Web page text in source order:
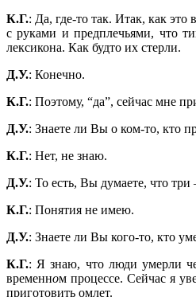
К.Г.: Да, где-то так. Итак, как
с руками и предплечьями, что
лексикона. Как будто их стерли.
Д.У.: Конечно.
К.Г.: Поэтому, “да”, сейчас мне
Д.У.: Знаете ли Вы о ком-то, кто
К.Г.: Нет, не знаю.
Д.У.: То есть, Вы думаете, что три
К.Г.: Понятия не имею.
Д.У.: Знаете ли Вы кого-то, кто
К.Г.: Я знаю, что люди умерли
временном процессе. Сейчас я
приготовить омлет.